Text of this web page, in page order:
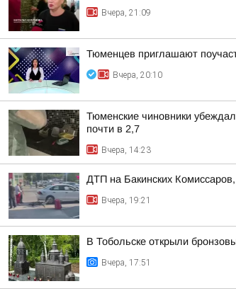
Вчера, 21:09
Тюменцев приглашают
Вчера, 20:10
Тюменские чиновники
почти в 2,7
Вчера, 14:23
ДТП на Бакинских
Вчера, 19:21
В Тобольске открыли
Вчера, 17:51